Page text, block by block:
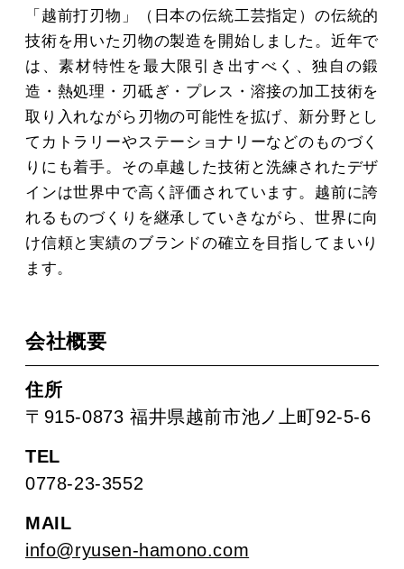
「越前打刃物」（日本の伝統工芸指定）の伝統的
技術を用いた刃物の製造を開始しました。近年で
は、素材特性を最大限引き出すべく、独自の鍛
造・熱処理・刃砥ぎ・プレス・溶接の加工技術を
取り入れながら刃物の可能性を拡げ、新分野とし
てカトラリーやステーショナリーなどのものづく
りにも着手。その卓越した技術と洗練されたデザ
インは世界中で高く評価されています。越前に誇
れるものづくりを継承していきながら、世界に向
け信頼と実績のブランドの確立を目指してまいり
ます。
会社概要
住所
〒915-0873 福井県越前市池ノ上町92-5-6
TEL
0778-23-3552
MAIL
info@ryusen-hamono.com